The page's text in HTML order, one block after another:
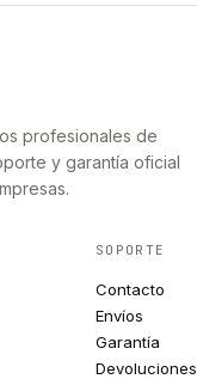
profesionales de
y garantía oficial
SOPORTE
Contacto
Envíos
Garantía
Devoluciones